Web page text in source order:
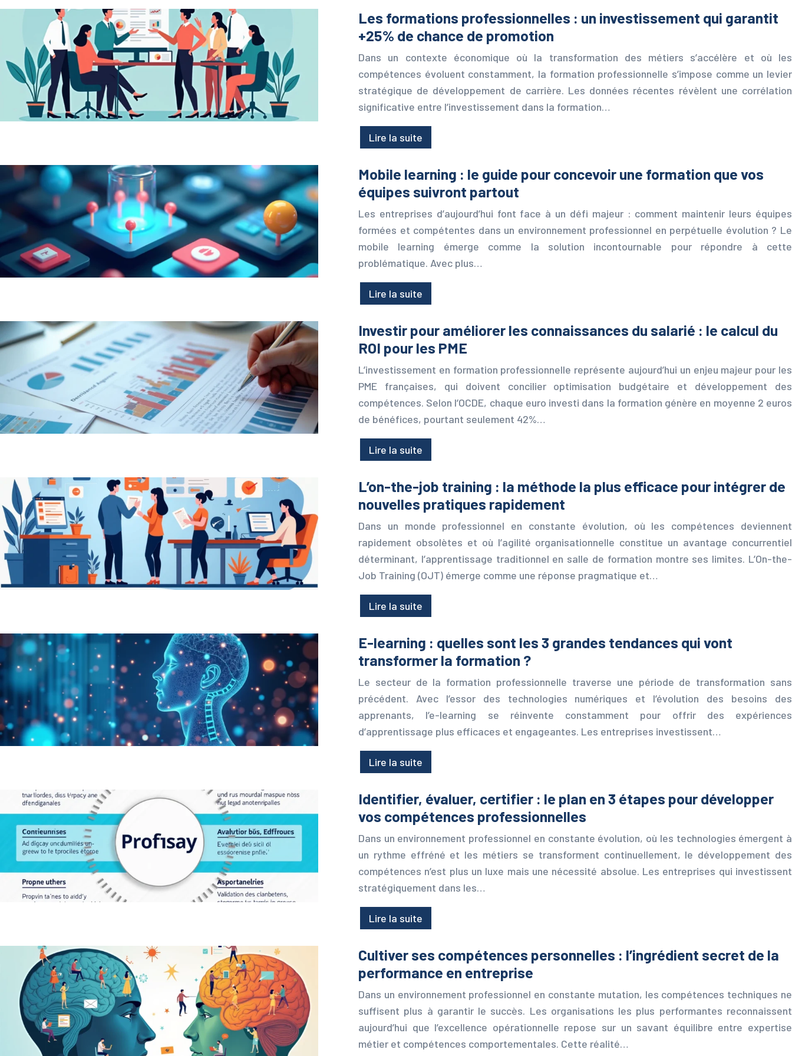
Les formations professionnelles : un investissement qui garantit
+25% de chance de promotion
Dans un contexte économique où la transformation des métiers s’accélère et où les
compétences évoluent constamment, la formation professionnelle s’impose comme un levier
stratégique de développement de carrière. Les données récentes révèlent une corrélation
significative entre l’investissement dans la formation…
Lire la suite
Mobile learning : le guide pour concevoir une formation que vos
équipes suivront partout
Les entreprises d’aujourd’hui font face à un défi majeur : comment maintenir leurs équipes
formées et compétentes dans un environnement professionnel en perpétuelle évolution ? Le
mobile learning émerge comme la solution incontournable pour répondre à cette
problématique. Avec plus…
Lire la suite
Investir pour améliorer les connaissances du salarié : le calcul du
ROI pour les PME
L’investissement en formation professionnelle représente aujourd’hui un enjeu majeur pour les
PME françaises, qui doivent concilier optimisation budgétaire et développement des
compétences. Selon l’OCDE, chaque euro investi dans la formation génère en moyenne 2 euros
de bénéfices, pourtant seulement 42%…
Lire la suite
L’on-the-job training : la méthode la plus efficace pour intégrer de
nouvelles pratiques rapidement
Dans un monde professionnel en constante évolution, où les compétences deviennent
rapidement obsolètes et où l’agilité organisationnelle constitue un avantage concurrentiel
déterminant, l’apprentissage traditionnel en salle de formation montre ses limites. L’On-the-
Job Training (OJT) émerge comme une réponse pragmatique et…
Lire la suite
E-learning : quelles sont les 3 grandes tendances qui vont
transformer la formation ?
Le secteur de la formation professionnelle traverse une période de transformation sans
précédent. Avec l’essor des technologies numériques et l’évolution des besoins des
apprenants, l’e-learning se réinvente constamment pour offrir des expériences
d’apprentissage plus efficaces et engageantes. Les entreprises investissent…
Lire la suite
Identifier, évaluer, certifier : le plan en 3 étapes pour développer
vos compétences professionnelles
Dans un environnement professionnel en constante évolution, où les technologies émergent à
un rythme effréné et les métiers se transforment continuellement, le développement des
compétences n’est plus un luxe mais une nécessité absolue. Les entreprises qui investissent
stratégiquement dans les…
Lire la suite
Cultiver ses compétences personnelles : l’ingrédient secret de la
performance en entreprise
Dans un environnement professionnel en constante mutation, les compétences techniques ne
suffisent plus à garantir le succès. Les organisations les plus performantes reconnaissent
aujourd’hui que l’excellence opérationnelle repose sur un savant équilibre entre expertise
métier et compétences comportementales. Cette réalité…